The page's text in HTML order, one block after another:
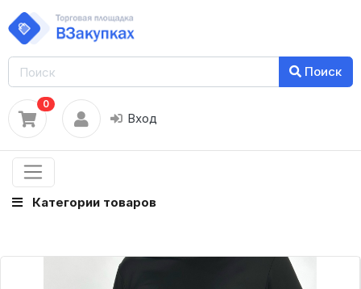
Поиск
0
Вход
Категории товаров